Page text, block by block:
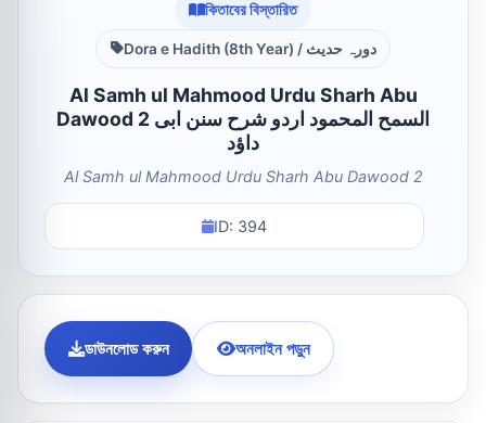
কিতাবের বিস্তারিত
Dora e Hadith (8th Year) / دورہ حدیث
Al Samh ul Mahmood Urdu Sharh Abu
Dawood 2 السمح المحمود اردو شرح سنن ابی
داؤد
Al Samh ul Mahmood Urdu Sharh Abu Dawood 2
ID: 394
ডাউনলোড করুন অনলাইন পড়ুন